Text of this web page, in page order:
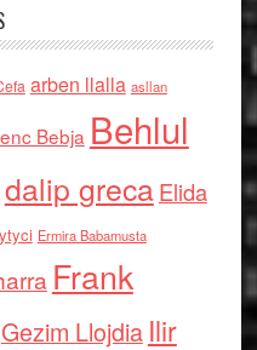
arben llalla asllan
Bebja Behlul
dalip grecaElida
Ermira Babamusta
Frank
Gezim Llojdia Ilir